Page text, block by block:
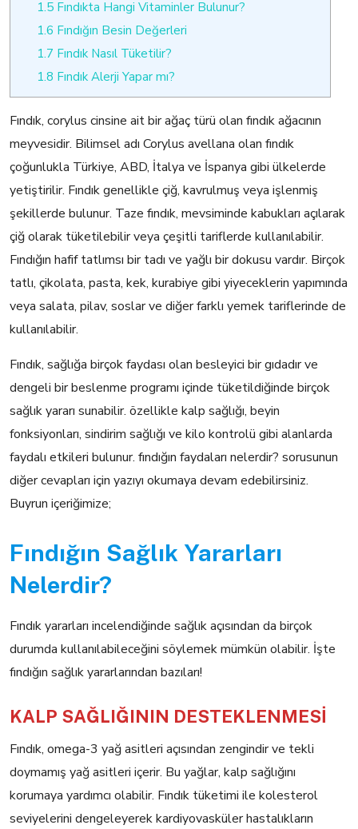
1.5Fındıkta Hangi Vitaminler Bulunur?
1.6 Fındığın Besin Değerleri
1.7 Fındık Nasıl Tüketilir?
1.8 Fındık Alerji Yapar mı?
Fındık, corylus cinsine ait bir ağaç türü olan fındık ağacının
meyvesidir. Bilimsel adı Corylus avellana olan fındık
çoğunlukla Türkiye, ABD, İtalya ve İspanya gibi ülkelerde
yetiştirilir. Fındık genellikle çiğ, kavrulmuş veya işlenmiş
şekillerde bulunur. Taze fındık, mevsiminde kabukları açılarak
çiğ olarak tüketilebilir veya çeşitli tariflerde kullanılabilir.
Fındığın hafif tatlımsı bir tadı ve yağlı bir dokusu vardır. Birçok
tatlı, çikolata, pasta, kek, kurabiye gibi yiyeceklerin yapımında
veya salata, pilav, soslar ve diğer farklı yemek tariflerinde de
kullanılabilir.
Fındık, sağlığa birçok faydası olan besleyici bir gıdadır ve
dengeli bir beslenme programı içinde tüketildiğinde birçok
sağlık yararı sunabilir. özellikle kalp sağlığı, beyin
fonksiyonları, sindirim sağlığı ve kilo kontrolü gibi alanlarda
faydalı etkileri bulunur. fındığın faydaları nelerdir? sorusunun
diğer cevapları için yazıyı okumaya devam edebilirsiniz.
Buyrun içeriğimize;
Fındığın Sağlık Yararları
Nelerdir?
Fındık yararları incelendiğinde sağlık açısından da birçok
durumda kullanılabileceğini söylemek mümkün olabilir. İşte
fındığın sağlık yararlarından bazıları!
KALP SAĞLIĞININ DESTEKLENMESİ
Fındık, omega-3 yağ asitleri açısından zengindir ve tekli
doymamış yağ asitleri içerir. Bu yağlar, kalp sağlığını
korumaya yardımcı olabilir. Fındık tüketimi ile kolesterol
seviyelerini dengeleyerek kardiyovasküler hastalıkların